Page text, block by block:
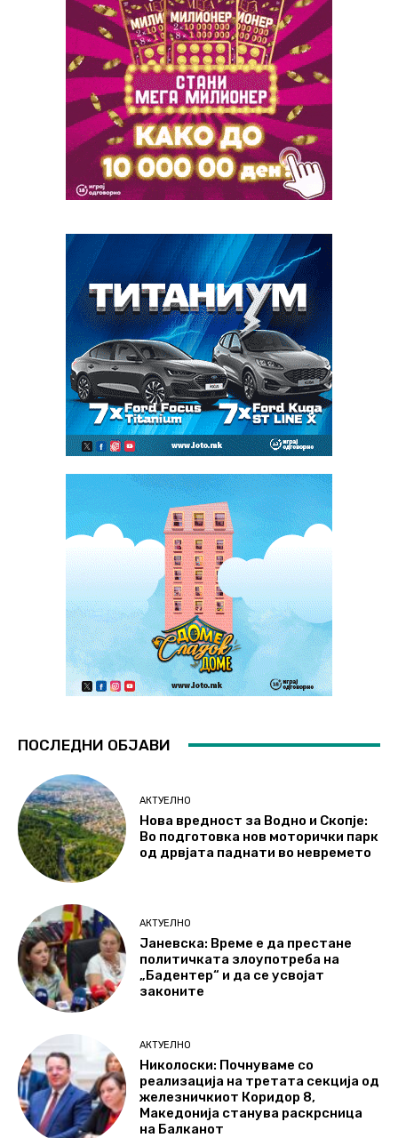
ПОСЛЕДНИ ОБЈАВИ
АКТУЕЛНО
Нова вредност за Водно и Скопје:
Во подготовка нов моторички парк
од дрвјата паднати во невремето
АКТУЕЛНО
Јаневска: Време е да престане
политичката злоупотреба на
„Бадентер“ и да се усвојат
законите
АКТУЕЛНО
Николоски: Почнуваме со
реализација на третата секција од
железничкиот Коридор 8,
Македонија станува раскрсница
на Балканот